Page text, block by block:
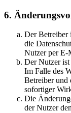
6.
Der Betreiber
die
Nutzer per E-
Der Nutzer ist
Im Falle des
Betreiber und
sofortiger
Die
der Nutzer